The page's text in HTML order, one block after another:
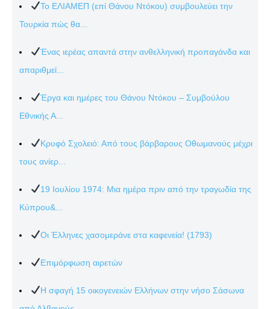
Το ΕΛΙΑΜΕΠ (επί Θάνου Ντόκου) συμβουλεύει την
Τουρκία πώς θα...
Ένας ιερέας απαντά στην ανθελληνική προπαγάνδα και
απαριθμεί...
Έργα και ημέρες του Θάνου Ντόκου – Συμβούλου
Εθνικής Α...
Κρυφό Σχολειό: Από τους βάρβαρους Οθωμανούς μέχρι
τους ανίερ...
19 Ιουλίου 1974: Μια ημέρα πριν από την τραγωδία της
Κύπρου&...
Οι Έλληνες χασομεράνε στα καφενεία! (1793)
Επιμόρφωση αιρετών
Η σφαγή 15 οικογενειών Ελλήνων στην νήσο Σάσωνα